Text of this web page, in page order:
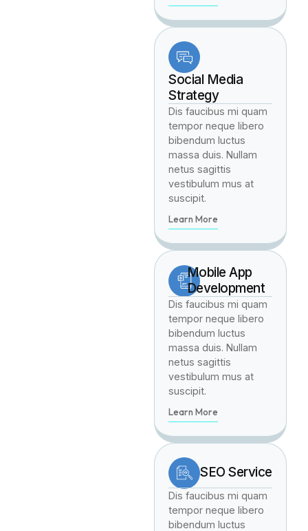
Social Media
Strategy
Dis faucibus mi quam
tempor neque libero
bibendum luctus
massa duis. Nullam
netus sagittis
vestibulum mus at
suscipit.
Learn More
Mobile App
Development
Dis faucibus mi quam
tempor neque libero
bibendum luctus
massa duis. Nullam
netus sagittis
vestibulum mus at
suscipit.
Learn More
SEO Service
Dis faucibus mi quam
tempor neque libero
bibendum luctus